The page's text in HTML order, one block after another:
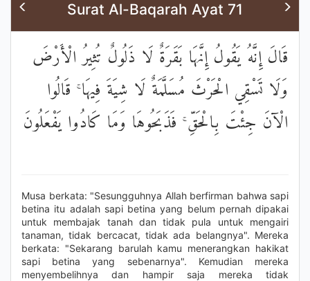
Surat Al-Baqarah Ayat 71
قَالَ إِنَّهُ يَقُولُ إِنَّهَا بَقَرَةٌ لَا ذَلُولٌ تُثِيرُ الْأَرْضَ
وَلَا تَسْقِي الْحَرْثَ مُسَلَّمَةٌ لَا شِيَةَ فِيهَا ۚ قَالُوا
الْآنَ جِئْتَ بِالْحَقِّ ۚ فَذَبَحُوهَا وَمَا كَادُوا يَفْعَلُونَ
Musa berkata: "Sesungguhnya Allah berfirman bahwa sapi
betina itu adalah sapi betina yang belum pernah dipakai
untuk membajak tanah dan tidak pula untuk mengairi
tanaman, tidak bercacat, tidak ada belangnya". Mereka
berkata: "Sekarang barulah kamu menerangkan hakikat
sapi betina yang sebenarnya". Kemudian mereka
menyembelihnya dan hampir saja mereka tidak